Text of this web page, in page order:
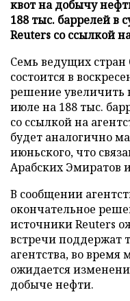
квот на добычу
188 тыс. баррелей в
Reuters со ссылкой
Семь ведущих стран
состоится в
решение увеличить
июле на 188 тыс.
со ссылкой на
будет аналогично
июньского, что
Арабских Эмиратов
В сообщении
окончательное
источники Reuters
встречи поддержат
агентства, во время
ожидается
добыче нефти.